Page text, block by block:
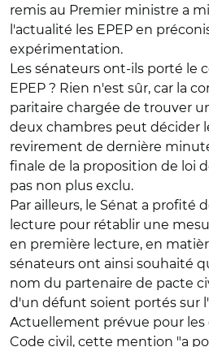
remis au Premier ministre a
l'actualité les EPEP en
expérimentation.
Les sénateurs ont-ils porté le
EPEP ? Rien n'est sûr, car la
paritaire chargée de trouver
deux chambres peut décider
revirement de dernière
finale de la proposition de loi
pas non plus exclu.
Par ailleurs, le Sénat a profité
lecture pour rétablir une
en première lecture, en
sénateurs ont ainsi souhaité
nom du partenaire de pacte
d'un défunt soient portés sur
Actuellement prévue pour les
Code civil, cette mention "a